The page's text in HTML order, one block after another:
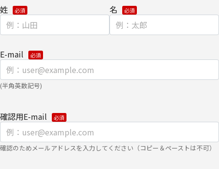
【情報提供の任意性に関して】
個人情報をご提供いただけない場合は、当社からのお問い合わせ対
【個人情報の開示/訂正/削除に関して】
ご提供いただきました個人情報の開示/訂正/削除などを希望される
・ 個人のお客さまのお手続き方法
【安全対策に関して】
姓 名
E-mail
(半角英数記号)
確認用E-mail
確認のためメールアドレスを入力してください（コピー＆ペーストは不可）